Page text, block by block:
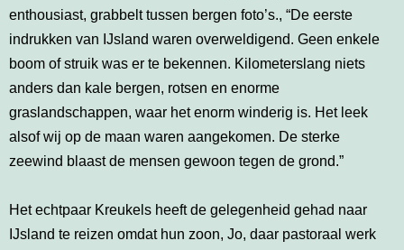
enthousiast, grabbelt tussen bergen foto’s., “De eerste
indrukken van IJsland waren overweldigend. Geen enkele
boom of struik was er te bekennen. Kilometerslang niets
anders dan kale bergen, rotsen en enorme
graslandschappen, waar het enorm winderig is. Het leek
alsof wij op de maan waren aangekomen. De sterke
zeewind blaast de mensen gewoon tegen de grond.”
Het echtpaar Kreukels heeft de gelegenheid gehad naar
IJsland te reizen omdat hun zoon, Jo, daar pastoraal werk